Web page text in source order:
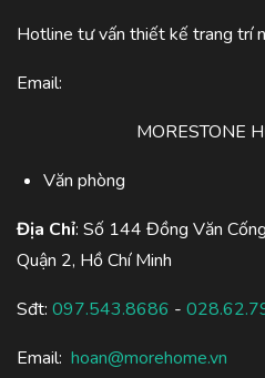
Hotline tư vấn thiết kế trang trí
Email:
MORESTONE
Văn phòng
Địa Chỉ: Số 144 Đồng Văn
Quận 2, Hồ Chí Minh
Sđt: 097.543.8686 -
Email: hoan@morehome.vn